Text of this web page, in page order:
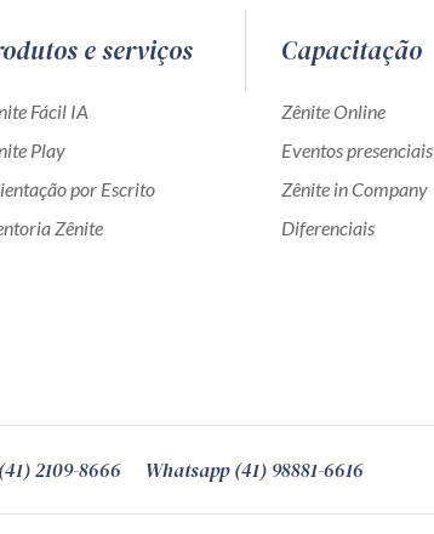
e serviços
Fácil IA
Play
por Escrito
Zênite
Capacitação
Zênite Online
Eventos presenciais
Zênite in Company
Diferenciais
2109-8666 Whatsapp (41) 98881-6616